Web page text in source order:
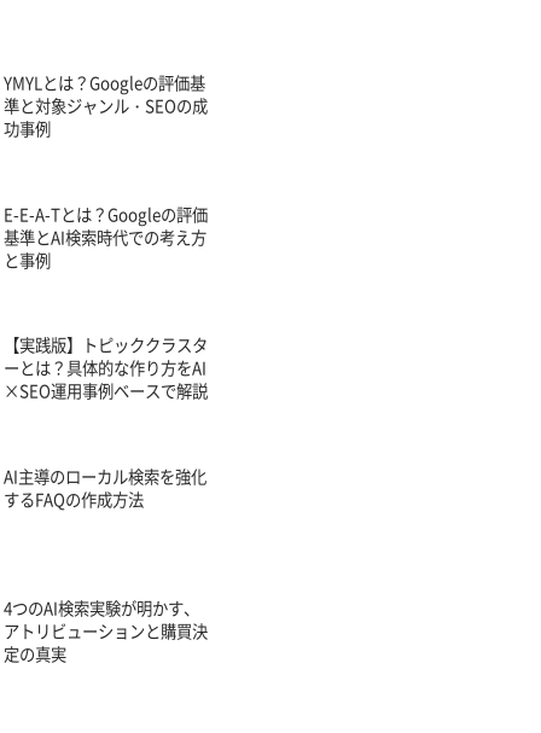
YMYLとは？Googleの評価基
準と対象ジャンル・SEOの成
功事例
E-E-A-Tとは？Googleの評価
基準とAI検索時代での考え方
と事例
【実践版】トピッククラスタ
ーとは？具体的な作り方をAI
×SEO運用事例ベースで解説
AI主導のローカル検索を強化
するFAQの作成方法
4つのAI検索実験が明かす、
アトリビューションと購買決
定の真実